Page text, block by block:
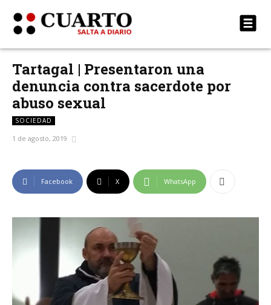
Tartagal | Presentaron una
denuncia contra sacerdote por
abuso sexual
SOCIEDAD
1 de agosto, 2019
Facebook X WhatsApp